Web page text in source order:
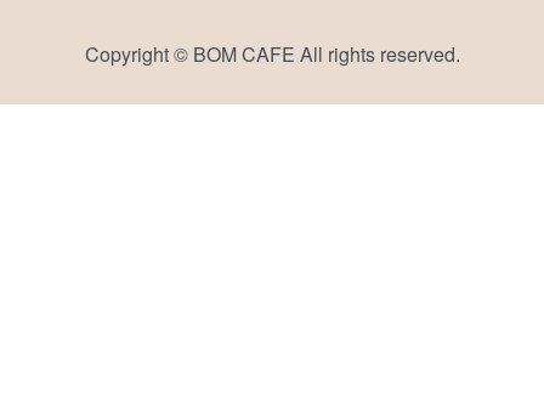
Copyright © BOM CAFE All rights reserved.